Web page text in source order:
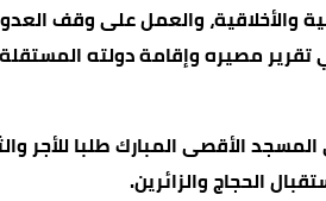
والعمل على وقف
تقرير مصيره وإقامة دولته
الأقصى المبارك طلبا للأجر
الحجاج والزائرين.